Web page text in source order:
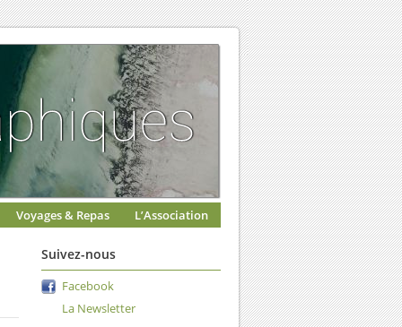
Voyages & Repas L’Association
Suivez-nous
Facebook
La Newsletter